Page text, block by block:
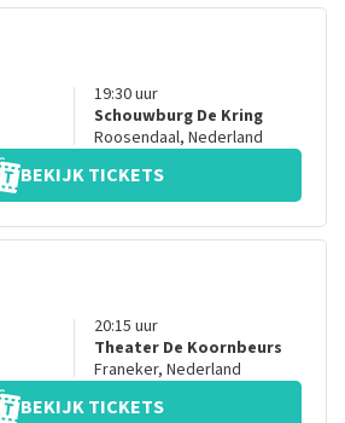
19:30uur
Schouwburg De Kring
Roosendaal, Nederland
BEKIJK TICKETS
20:15 uur
Theater De Koornbeurs
Franeker, Nederland
BEKIJK TICKETS